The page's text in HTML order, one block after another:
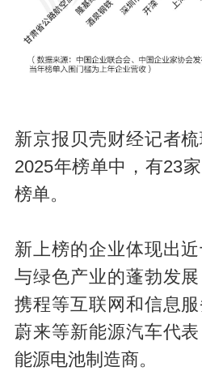
新京报贝壳财经记者
2025年榜单中，有23
榜单。
新上榜的企业体现出
与绿色产业的蓬勃发展
携程等互联网和信息服
蔚来等新能源汽车代
能源电池制造商。